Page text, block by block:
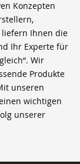
Konzepten
Ihnen die
Ihr Experte für
Wir
Produkte
unseren
wichtigen
unserer